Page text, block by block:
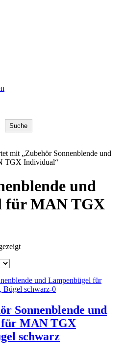
Suche
mit „Zubehör Sonnenblende und
TGX Individual“
und
für MAN TGX
Nach
Sonnenblende und
für MAN TGX
schwarz